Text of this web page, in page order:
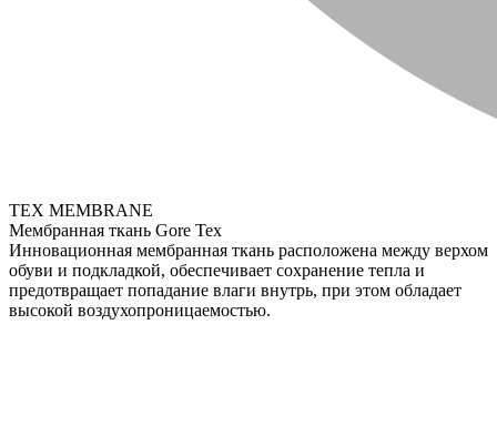
TEX MEMBRANE
Мембранная ткань Gore Tex
Инновационная мембранная ткань расположена между верхом
обуви и подкладкой, обеспечивает сохранение тепла и
предотвращает попадание влаги внутрь, при этом обладает
высокой воздухопроницаемостью.